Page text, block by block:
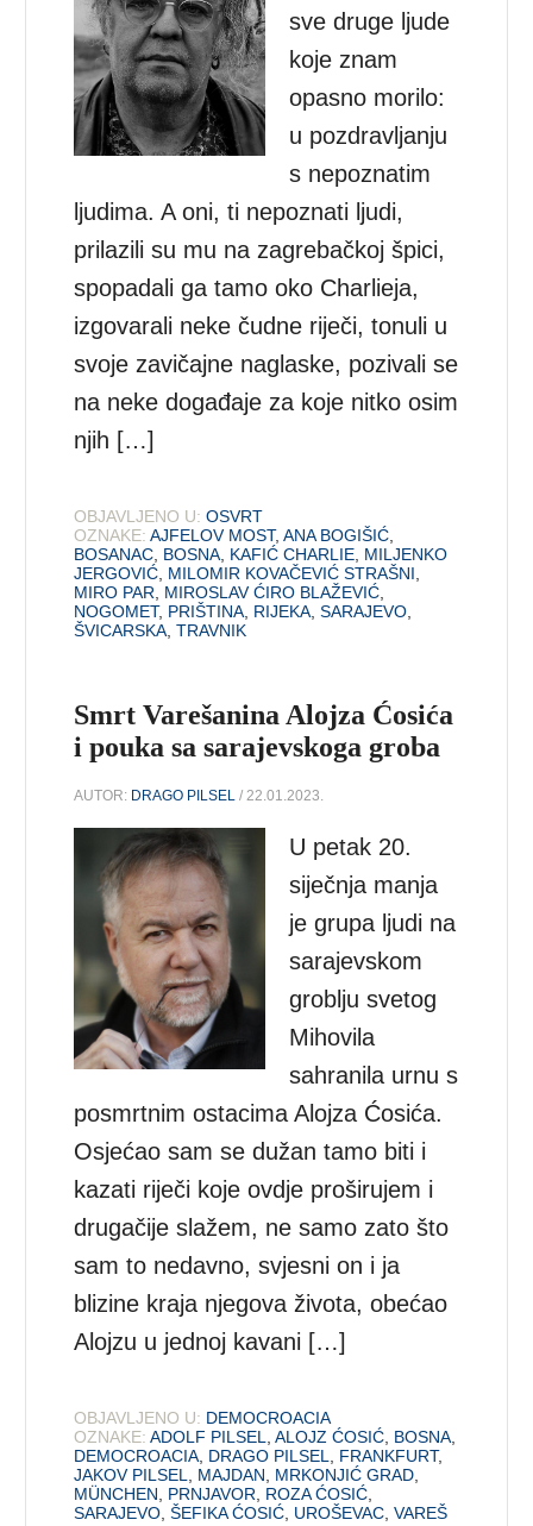
sve druge ljude
koje znam
opasno morilo:
u pozdravljanju
s nepoznatim
ljudima. A oni, ti nepoznati ljudi,
prilazili su mu na zagrebačkoj špici,
spopadali ga tamo oko Charlieja,
izgovarali neke čudne riječi, tonuli u
svoje zavičajne naglaske, pozivali se
na neke događaje za koje nitko osim
njih […]
OBJAVLJENO U: OSVRT
OZNAKE: AJFELOV MOST,ANA BOGIŠIĆ
BOSANAC BOSNA KAFIĆ CHARLIE MILJENKO
JERGOVIĆ MILOMIR KOVAČEVIĆ STRAŠNI
MIRO PAR
MIROSLAV ĆIRO BLAŽEVIĆ
NOGOMET, PRIŠTINA RIJEKA ,SARAJEVO
ŠVICARSKA ,TRAVNIK
Smrt Varešanina Alojza Ćosića
i pouka sa sarajevskoga groba
AUTOR: DRAGO PILSEL / 22.01.2023.
U petak 20.
siječnja manja
je grupa ljudi na
sarajevskom
groblju svetog
Mihovila
sahranila urnu s
posmrtnim ostacima Alojza Ćosića.
Osjećao sam se dužan tamo biti i
kazati riječi koje ovdje proširujem i
drugačije slažem, ne samo zato što
sam to nedavno, svjesni on i ja
blizine kraja njegova života, obećao
Alojzu u jednoj kavani […]
OBJAVLJENO U: DEMOCROACIA
OZNAKE: ADOLF PILSEL ,ALOJZ ĆOSIĆ BOSNA
DEMOCROACIA DRAGO PILSEL FRANKFURT,
JAKOV PILSEL
MAJDAN MRKONJIĆ GRAD
MÜNCHEN
PRNJAVOR ROZA ĆOSIĆ
SARAJEVO ,ŠEFIKA ĆOSIĆ UROŠEVAC ,VAREŠ